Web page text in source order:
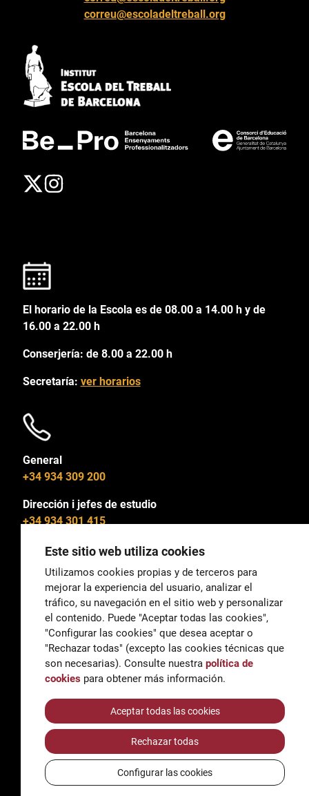
correu@escoladeltreball.org
El horario de la Escola es de 08.00 a 14.00 h y de
16.00 a 22.00 h
Conserjería: de 8.00 a 22.00 h
Secretaría: ver horarios
General
+34 934 309 200
Dirección i jefes de estudio
+34 934 301 415
General
correu@escoladeltreball.org
Información
informacio@escoladeltreball.org
Trámites de secretaría
AccessibilidadAviso legal y Política de Privacidad
Política de cookies
Créditos
Este sitio web utiliza cookies
Utilizamos cookies propias y de terceros para
mejorar la experiencia del usuario, analizar el
tráfico, su navegación en el sitio web y personalizar
el contenido. Puede "Aceptar todas las cookies",
"Configurar las cookies" que desea aceptar o
"Rechazar todas" (excepto las cookies técnicas que
son necesarias). Consulte nuestra política de
cookies para obtener más información.
Aceptar todas las cookies
Rechazar todas
Configurar las cookies